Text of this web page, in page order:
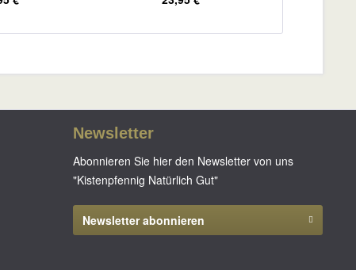
Newsletter
Abonnieren Sie hier den Newsletter von uns
"Kistenpfennig Natürlich Gut"
Newsletter abonnieren